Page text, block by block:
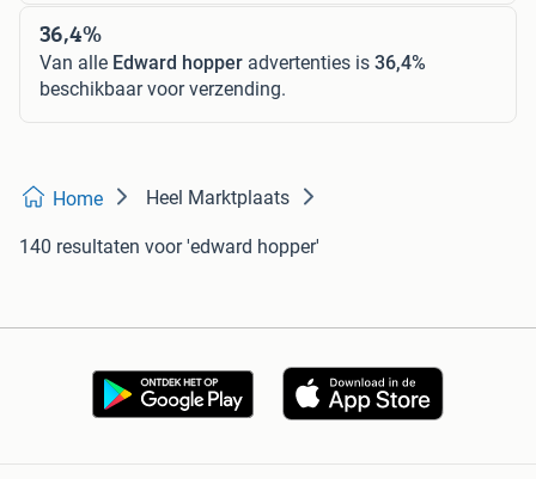
36,4%
Van alle Edward hopper advertenties is 36,4%
beschikbaar voor verzending.
Home Heel Marktplaats
140 resultaten voor 'edward hopper'